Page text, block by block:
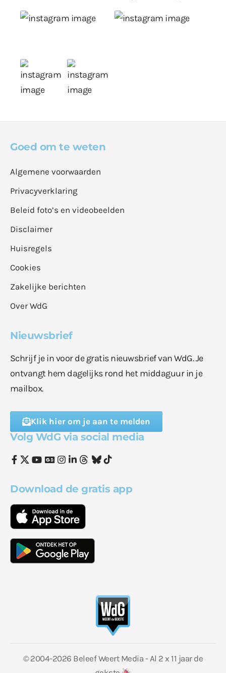
Goed om te weten
Algemene voorwaarden
Privacyverklaring
Beleid foto’s en videobeelden
Disclaimer
Huisregels
Cookies
Zakelijke berichten
Over WdG
Nieuwsbrief
Schrijf je in voor de gratis nieuwsbrief van WdG. Je
ontvangt hem dagelijks rond het middaguur in je
mailbox.
Klik hier om je aan te melden
Volg WdG via social media
Download de gratis app
© 2004-2026 Beleef Weert Media - Al 2 x 11 jaar de